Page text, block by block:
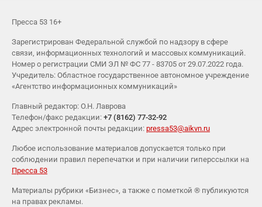
Пресса 53 16+
Зарегистрирован Федеральной службой по надзору в сфере
связи, информационных технологий и массовых коммуникаций.
Номер о регистрации СМИ ЭЛ № ФС 77 - 83705 от 29.07.2022 года.
Учредитель: Областное государственное автономное учреждение
«Агентство информационных коммуникаций»
Главный редактор: О.Н. Лаврова
Телефон/факс редакции: +7 (8162) 77-32-92
Адрес электронной почты редакции: pressa53@aikvn.ru
Любое использование материалов допускается только при
соблюдении правил перепечатки и при наличии гиперссылки на
Пресса 53
Материалы рубрики «Бизнес», а также с пометкой ® публикуются
на правах рекламы.